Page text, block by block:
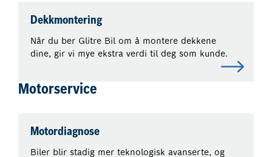
Dekkmontering
Når du ber Glitre Bil om å montere dekkene
dine, gir vi mye ekstra verdi til deg som kunde.
Motorservice
Motordiagnose
Biler blir stadig mer teknologisk avanserte, og